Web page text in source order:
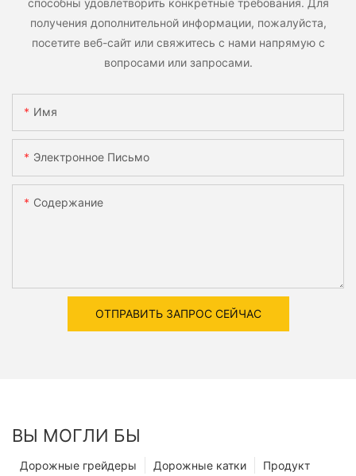
получения дополнительной информации, пожалуйста,
посетите веб-сайт или свяжитесь с нами напрямую с
вопросами или запросами.
Имя
Электронное Письмо
Содержание
ОТПРАВИТЬ ЗАПРОС СЕЙЧАС
ВЫ МОГЛИ БЫ
Продукт
Дорожные катки
Дорожные грейдеры